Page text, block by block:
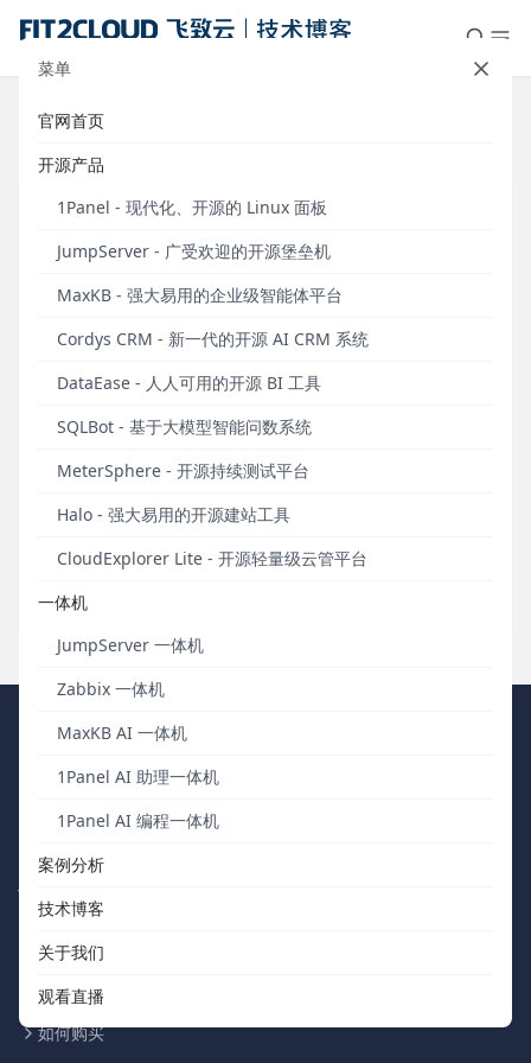
菜单
官网首页
开源产品
1Panel - 现代化、开源的 Linux 面板
JumpServer - 广受欢迎的开源堡垒机
MaxKB - 强大易用的企业级智能体平台
Cordys CRM - 新一代的开源 AI CRM 系统
DataEase - 人人可用的开源 BI 工具
SQLBot - 基于大模型智能问数系统
MeterSphere - 开源持续测试平台
Halo - 强大易用的开源建站工具
CloudExplorer Lite - 开源轻量级云管平台
一体机
JumpServer 一体机
Zabbix 一体机
MaxKB AI 一体机
1Panel AI 助理一体机
1Panel AI 编程一体机
案例分析
技术博客
关于我们
观看直播
标签：MCP
速来体验丨1Panel支持一键部署MCP Server，告
别繁琐配置！
程。
发布于 2025年04月14日
FIT2CLOUD 飞致云
中国数字化团队交付被广泛验证、可信赖的通用工具软件。
关于我们
开源社区
如何购买